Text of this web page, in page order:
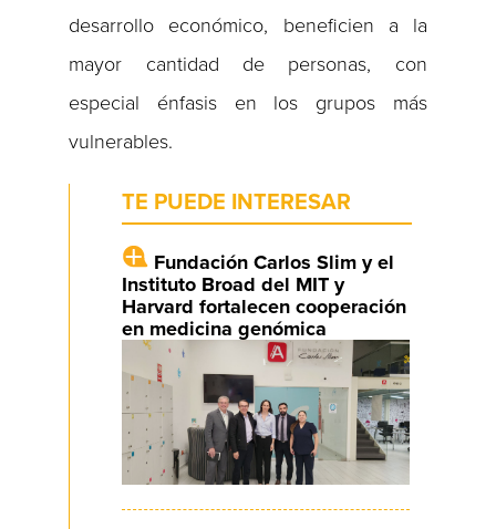
desarrollo económico, beneficien a la
mayor cantidad de personas, con
especial énfasis en los grupos más
vulnerables.
TE PUEDE INTERESAR
Fundación Carlos Slim y el
Instituto Broad del MIT y
Harvard fortalecen cooperación
en medicina genómica